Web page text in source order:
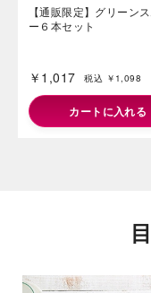
【通販限定】グリーン
ー６本セット
￥1,017 税込 ￥1,098
カートに入れる